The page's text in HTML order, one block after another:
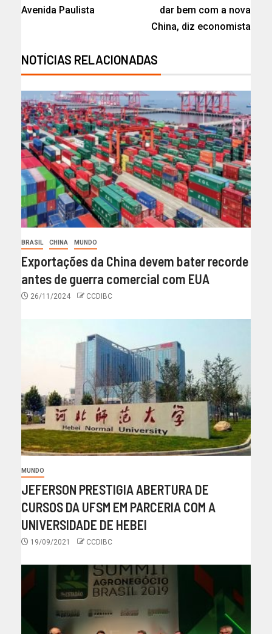
Avenida Paulista
dar bem com a nova
China, diz economista
NOTÍCIAS RELACIONADAS
BRASIL CHINA MUNDO
Exportações da China devem bater recorde
antes de guerra comercial com EUA
26/11/2024 CCDIBC
MUNDO
JEFERSON PRESTIGIA ABERTURA DE
CURSOS DA UFSM EM PARCERIA COM A
UNIVERSIDADE DE HEBEI
19/09/2021 CCDIBC